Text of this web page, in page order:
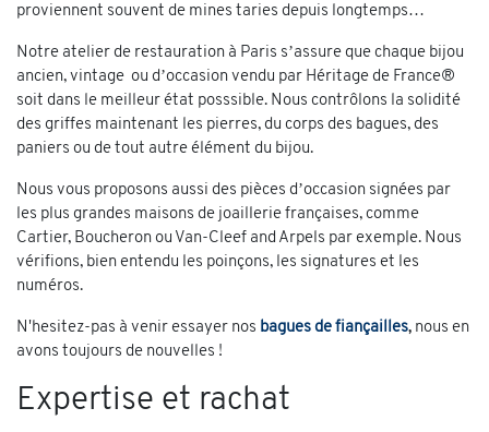
proviennent souvent de mines taries depuis longtemps…
Notre atelier de restauration à Paris s’assure que chaque bijou
ancien, vintage ou d’occasion vendu par Héritage de France®
soit dans le meilleur état posssible. Nous contrôlons la solidité
des griffes maintenant les pierres, du corps des bagues, des
paniers ou de tout autre élément du bijou.
Nous vous proposons aussi des pièces d’occasion signées par
les plus grandes maisons de joaillerie françaises, comme
Cartier, Boucheron ou Van-Cleef and Arpels par exemple. Nous
vérifions, bien entendu les poinçons, les signatures et les
numéros.
N'hesitez-pas à venir essayer nos bagues de fiançailles, nous en
avons toujours de nouvelles !
Expertise et rachat